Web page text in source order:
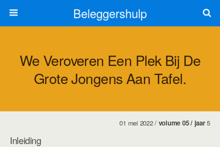
Beleggershulp
We Veroveren Een Plek Bij De
Grote Jongens Aan Tafel.
01 mei 2022 / volume 05 / jaar5
Inleiding